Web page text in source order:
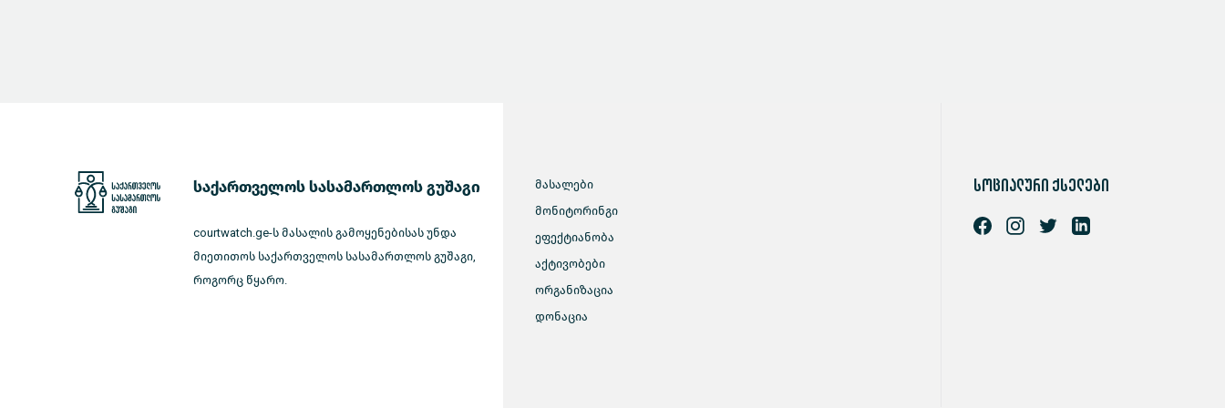
საქართველოს სასამართლოს გუშაგი
courtwatch.ge-ს მასალის გამოყენებისას უნდა
მიეთითოს საქართველოს სასამართლოს გუშაგი,
როგორც წყარო.
მასალები
მონიტორინგი
ეფექტიანობა
აქტივობები
ორგანიზაცია
დონაცია
სოციალური ქსელები